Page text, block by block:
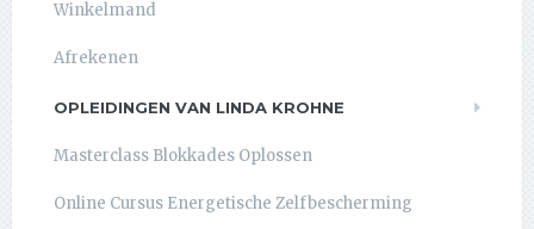
Winkelmand
Afrekenen
OPLEIDINGEN VAN LINDA KROHNE
Masterclass Blokkades Oplossen
Online Cursus Energetische Zelfbescherming